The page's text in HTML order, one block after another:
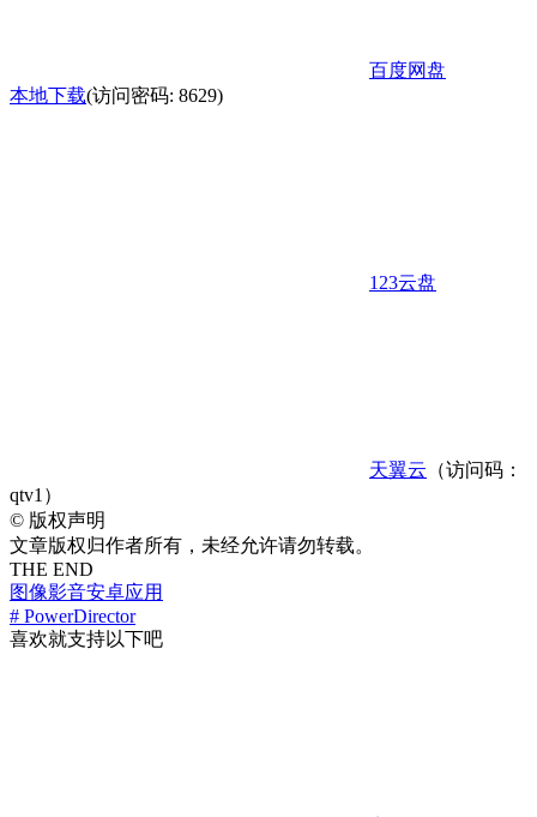
百度网盘
本地下载(访问密码: 8629)
123云盘
天翼云 （访问码：
qtv1）
© 版权声明
文章版权归作者所有，未经允许请勿转载。
THE END
图像影音安卓应用
# PowerDirector
喜欢就支持以下吧